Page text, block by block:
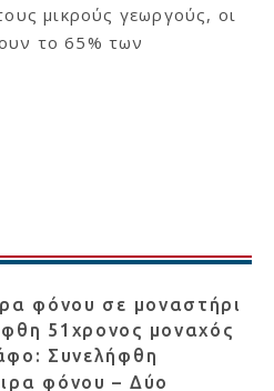
μικρούς γεωργούς, οι
το 65% των
φόνου σε μοναστήρι
51χρονος μοναχός
Συνελήφθη
φόνου – Δύο